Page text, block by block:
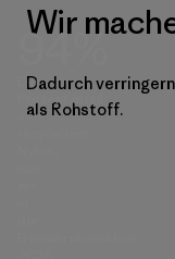
Wir
Dadurch
als Rohstoff.
94%
Der
Prozentanteil
von